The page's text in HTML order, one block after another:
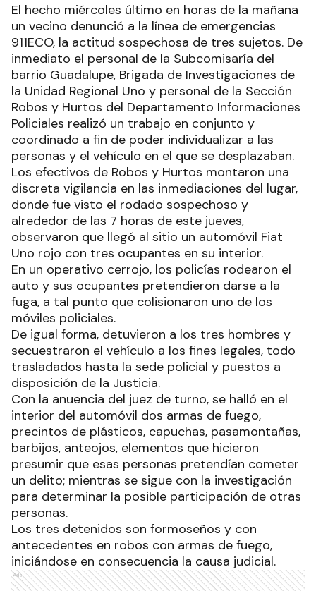
El hecho miércoles último en horas de la mañana
un vecino denunció a la línea de emergencias
911ECO, la actitud sospechosa de tres sujetos. De
inmediato el personal de la Subcomisaría del
barrio Guadalupe, Brigada de Investigaciones de
la Unidad Regional Uno y personal de la Sección
Robos y Hurtos del Departamento Informaciones
Policiales realizó un trabajo en conjunto y
coordinado a fin de poder individualizar a las
personas y el vehículo en el que se desplazaban.
Los efectivos de Robos y Hurtos montaron una
discreta vigilancia en las inmediaciones del lugar,
donde fue visto el rodado sospechoso y
alrededor de las 7 horas de este jueves,
observaron que llegó al sitio un automóvil Fiat
Uno rojo con tres ocupantes en su interior.
En un operativo cerrojo, los policías rodearon el
auto y sus ocupantes pretendieron darse a la
fuga, a tal punto que colisionaron uno de los
móviles policiales.
De igual forma, detuvieron a los tres hombres y
secuestraron el vehículo a los fines legales, todo
trasladados hasta la sede policial y puestos a
disposición de la Justicia.
Con la anuencia del juez de turno, se halló en el
interior del automóvil dos armas de fuego,
precintos de plásticos, capuchas, pasamontañas,
barbijos, anteojos, elementos que hicieron
presumir que esas personas pretendían cometer
un delito; mientras se sigue con la investigación
para determinar la posible participación de otras
personas.
Los tres detenidos son formoseños y con
antecedentes en robos con armas de fuego,
iniciándose en consecuencia la causa judicial.
Ads